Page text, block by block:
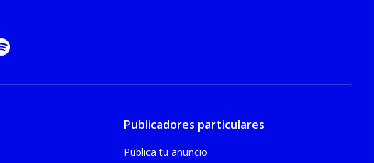
Publicadores particulares
Publica tu anuncio